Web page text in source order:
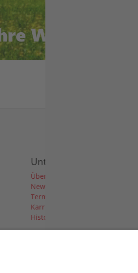
Unternehmen
Über uns
News
Termine & Messen
Karriere
Historie